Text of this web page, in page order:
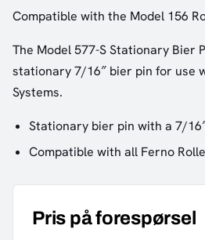
Compatible with the Model 156
The Model 577-S Stationary Bier
stationary 7/16″ bier pin for use
Systems.
Stationary bier pin with a 7/
Compatible with all Ferno
Pris på forespørsel